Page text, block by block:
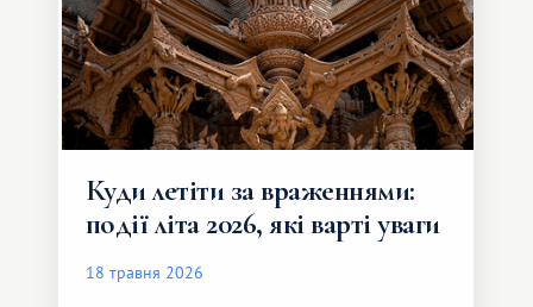
Куди летіти за враженнями:
події літа 2026, які варті уваги
18 травня 2026